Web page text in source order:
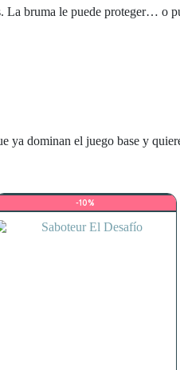
bruma le puede proteger… o
ya dominan el juego base y
-10%